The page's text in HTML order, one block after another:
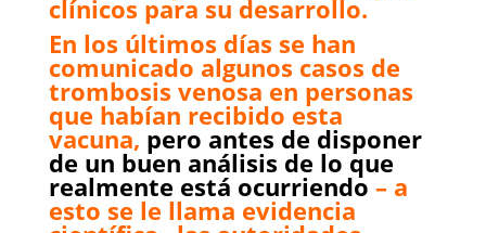
clínicos para su desarrollo.
En los últimos días se han
comunicado algunos casos de
trombosis venosa en personas
que habían recibido esta
vacuna, pero antes de disponer
de un buen análisis de lo que
realmente está ocurriendo – a
esto se le llama evidencia